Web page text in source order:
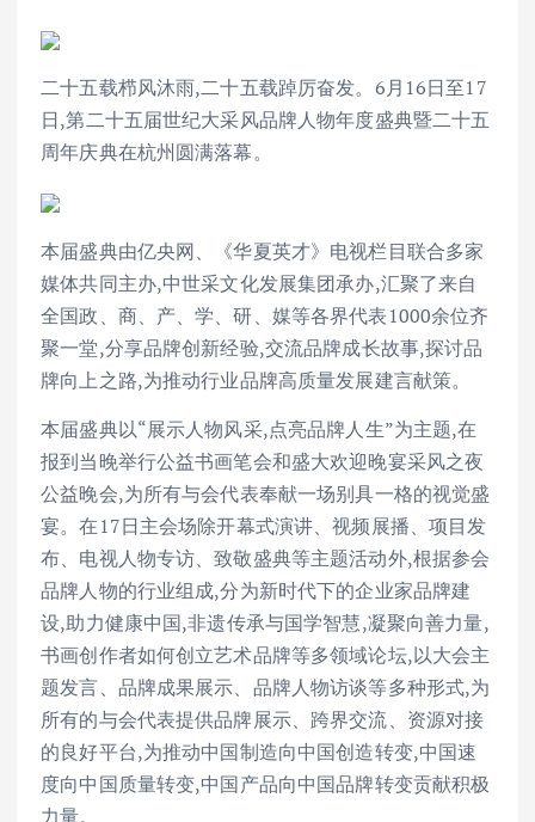
二十五载栉风沐雨,二十五载踔厉奋发。6月16日至17
日,第二十五届世纪大采风品牌人物年度盛典暨二十五
周年庆典在杭州圆满落幕。
本届盛典由亿央网、《华夏英才》电视栏目联合多家
媒体共同主办,中世采文化发展集团承办,汇聚了来自
全国政、商、产、学、研、媒等各界代表1000余位齐
聚一堂,分享品牌创新经验,交流品牌成长故事,探讨品
牌向上之路,为推动行业品牌高质量发展建言献策。
本届盛典以“展示人物风采,点亮品牌人生”为主题,在
报到当晚举行公益书画笔会和盛大欢迎晚宴采风之夜
公益晚会,为所有与会代表奉献一场别具一格的视觉盛
宴。在17日主会场除开幕式演讲、视频展播、项目发
布、电视人物专访、致敬盛典等主题活动外,根据参会
品牌人物的行业组成,分为新时代下的企业家品牌建
设,助力健康中国,非遗传承与国学智慧,凝聚向善力量,
书画创作者如何创立艺术品牌等多领域论坛,以大会主
题发言、品牌成果展示、品牌人物访谈等多种形式,为
所有的与会代表提供品牌展示、跨界交流、资源对接
的良好平台,为推动中国制造向中国创造转变,中国速
度向中国质量转变,中国产品向中国品牌转变贡献积极
力量。